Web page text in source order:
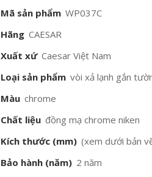
Mã sản phẩm WP037C
Hãng CAESAR
Xuất xứ Caesar Việt Nam
Loại sản phẩm vòi xả lạnh gắn
Màu chrome
Chất liệu đồng mạ chrome niken
Kích thước (mm) (xem dưới bản
Bảo hành (năm) 2 năm